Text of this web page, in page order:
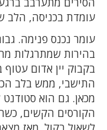
עומדת בכניסה, הלב
עומר נכנס פנימה.
בהירות שמתרגלות
בקבוק יין אדום
התישבי, ממש בלב
מכאן. גם הוא
הקורסים הקשים,